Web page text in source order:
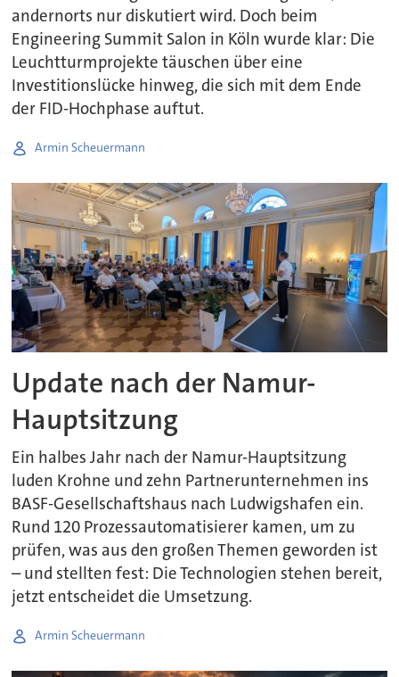
andernorts nur diskutiert wird. Doch beim
Engineering Summit Salon in Köln wurde klar: Die
Leuchtturmprojekte täuschen über eine
Investitionslücke hinweg, die sich mit dem Ende
der FID-Hochphase auftut.
Armin Scheuermann
Update nach der Namur-
Hauptsitzung
Ein halbes Jahr nach der Namur-Hauptsitzung
luden Krohne und zehn Partnerunternehmen ins
BASF-Gesellschaftshaus nach Ludwigshafen ein.
Rund 120 Prozessautomatisierer kamen, um zu
prüfen, was aus den großen Themen geworden ist
– und stellten fest: Die Technologien stehen bereit,
jetzt entscheidet die Umsetzung.
Armin Scheuermann